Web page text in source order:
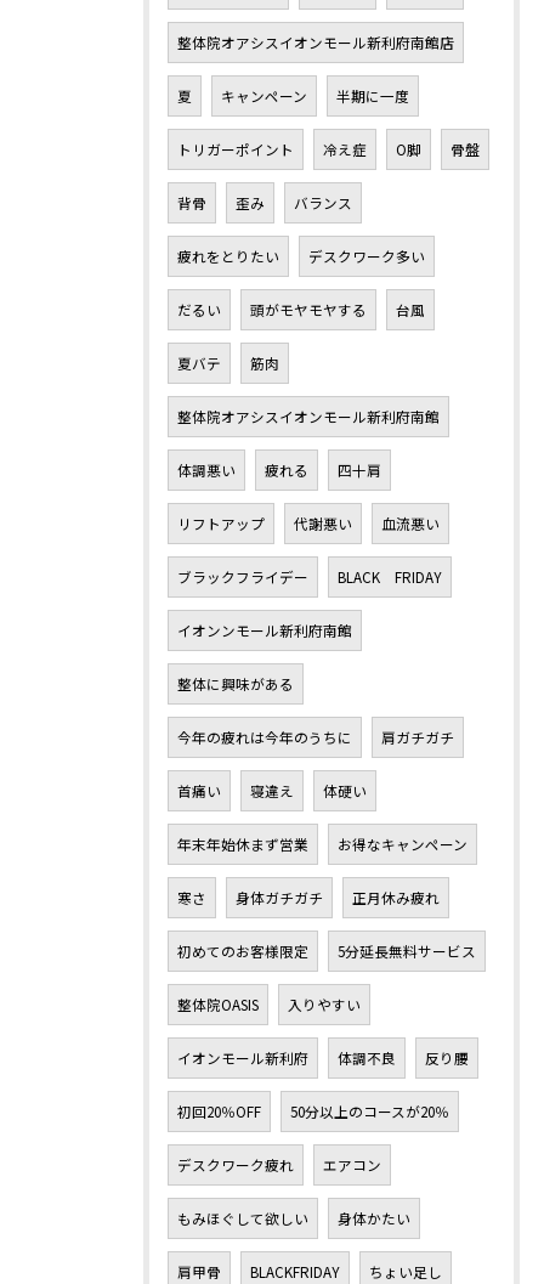
整体院オアシスイオンモール新利府南館店
夏 キャンペーン 半期に一度
トリガーポイント 冷え症 O脚 骨盤
背骨 歪み バランス
疲れをとりたい デスクワーク多い
だるい 頭がモヤモヤする 台風
夏バテ 筋肉
整体院オアシスイオンモール新利府南館
体調悪い 疲れる 四十肩
リフトアップ 代謝悪い 血流悪い
ブラックフライデー BLACK FRIDAY
イオンンモール新利府南館
整体に興味がある
今年の疲れは今年のうちに 肩ガチガチ
首痛い 寝違え 体硬い
年末年始休まず営業 お得なキャンペーン
寒さ 身体ガチガチ 正月休み疲れ
初めてのお客様限定 5分延長無料サービス
整体院OASIS 入りやすい
イオンモール新利府 体調不良 反り腰
初回20％OFF 50分以上のコースが20％
デスクワーク疲れ エアコン
もみほぐして欲しい 身体かたい
肩甲骨 BLACKFRIDAY ちょい足し